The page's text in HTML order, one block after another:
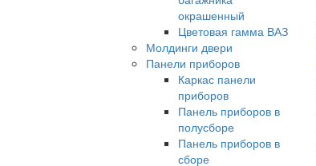
окрашенный
Цветовая гамма ВАЗ
Молдинги двери
Панели приборов
Каркас панели
приборов
Панель приборов в
полусборе
Панель приборов в
сборе